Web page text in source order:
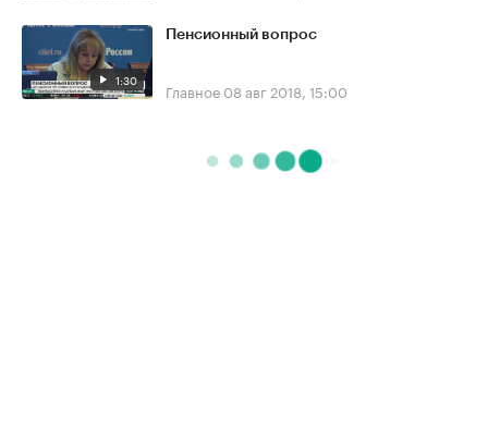
1:30
Пенсионный вопрос
Главное 08 авг 2018, 15:00